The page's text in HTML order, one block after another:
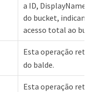
a ID, DisplayName
do bucket,
acesso total ao
Esta operação
do balde.
Esta operação